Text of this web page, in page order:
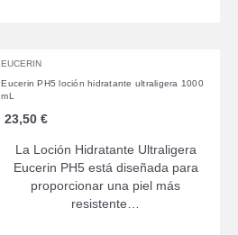
EUCERIN
Eucerin PH5 loción hidratante ultraligera 1000
mL
23,50 €
La Loción Hidratante Ultraligera
Eucerin PH5 está diseñada para
proporcionar una piel más
resistente…